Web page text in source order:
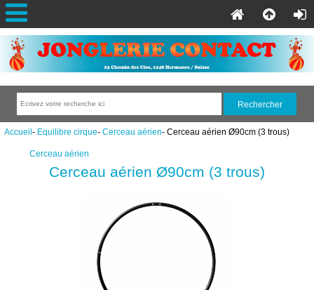
Accueil- Equilibre cirque- Cerceau aérien- Cerceau aérien Ø90cm (3 trous)
Cerceau aérien
Cerceau aérien Ø90cm (3 trous)